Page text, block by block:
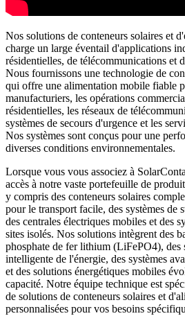
Nos solutions de conteneurs solaires et
charge un large éventail d'applications
résidentielles, de télécommunications et
Nous fournissons une technologie de
qui offre une alimentation mobile fiable
manufacturiers, les opérations
résidentielles, les réseaux de
systèmes de secours d'urgence et les
Nos systèmes sont conçus pour une
diverses conditions environnementales.
Lorsque vous vous associez à
accès à notre vaste portefeuille de
y compris des conteneurs solaires
pour le transport facile, des systèmes de
des centrales électriques mobiles et des
sites isolés. Nos solutions intègrent des
phosphate de fer lithium (LiFePO4), des
intelligente de l'énergie, des systèmes
et des solutions énergétiques mobiles
capacité. Notre équipe technique est
de solutions de conteneurs solaires et
personnalisées pour vos besoins